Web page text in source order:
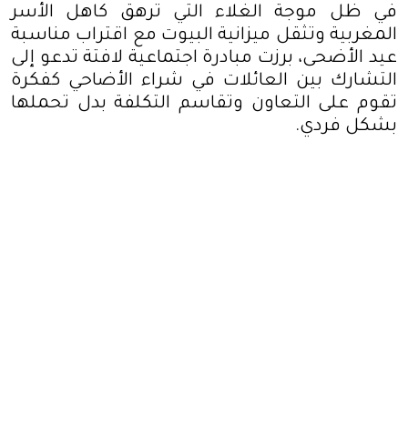
في ظل موجة الغلاء التي ترهق كاهل الأسر
المغربية وتثقل ميزانية البيوت مع اقتراب مناسبة
عيد الأضحى، برزت مبادرة اجتماعية لافتة تدعو إلى
التشارك بين العائلات في شراء الأضاحي كفكرة
تقوم على التعاون وتقاسم التكلفة بدل تحملها
بشكل فردي.